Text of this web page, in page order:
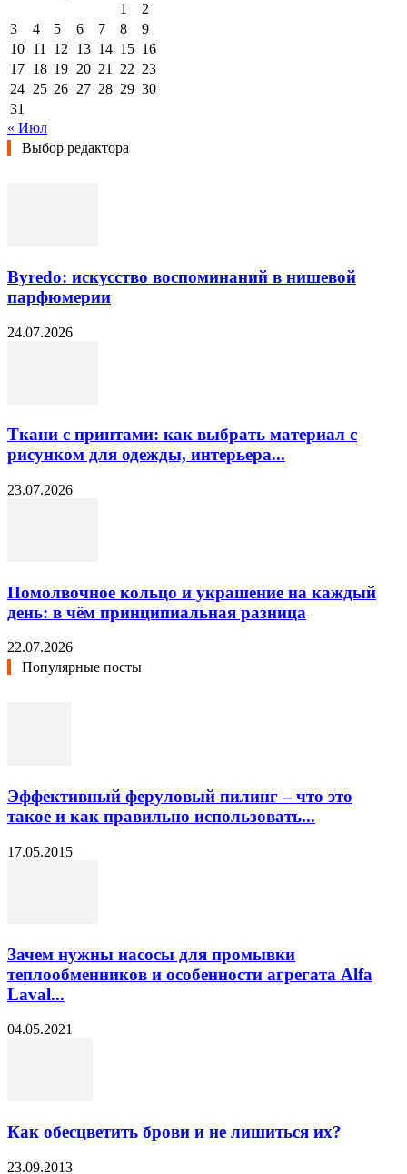
1
2
3
4 5 6 7 8
9
10 11 12 13 14 15 16
17 18 19 20 21 22 23
24 25 26 27 28 29 30
31
« Июл
Выбор редактора
Byredo: искусство воспоминаний в нишевой
парфюмерии
24.07.2026
Ткани с принтами: как выбрать материал с
рисунком для одежды, интерьера...
23.07.2026
Помолвочное кольцо и украшение на каждый
день: в чём принципиальная разница
22.07.2026
Популярные посты
Эффективный феруловый пилинг – что это
такое и как правильно использовать...
17.05.2015
Зачем нужны насосы для промывки
теплообменников и особенности агрегата Alfa
Laval...
04.05.2021
Как обесцветить брови и не лишиться их?
23.09.2013